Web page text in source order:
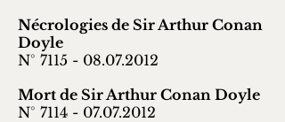
Nécrologies de Sir Arthur Conan
Doyle
N° 7115 - 08.07.2012
Mort de Sir Arthur Conan Doyle
N° 7114 - 07.07.2012